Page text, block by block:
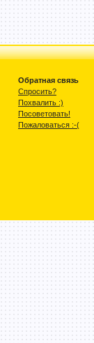
Обратная связь
Спросить?
Похвалить :)
Посоветовать!
Пожаловаться :-(